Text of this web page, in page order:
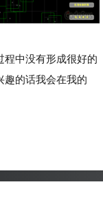
中没有形成很好的
趣的话我会在我的